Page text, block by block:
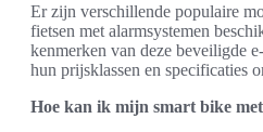
Er zijn verschillende populaire
fietsen met alarmsystemen
kenmerken van deze beveiligde
hun prijsklassen en specificaties
Hoe kan ik mijn smart bike